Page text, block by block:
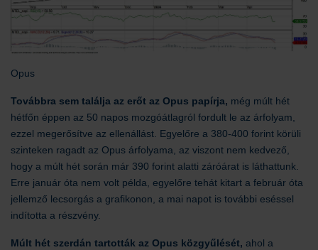
Opus
Továbbra sem találja az erőt az Opus papírja, még múlt hét
hétfőn éppen az 50 napos mozgóátlagról fordult le az árfolyam,
ezzel megerősítve az ellenállást. Egyelőre a 380-400 forint körüli
szinteken ragadt az Opus árfolyama, az viszont nem kedvező,
hogy a múlt hét során már 390 forint alatti záróárat is láthattunk.
Erre január óta nem volt példa, egyelőre tehát kitart a február óta
jellemző lecsorgás a grafikonon, a mai napot is további eséssel
indította a részvény.
Múlt hét szerdán tartották az Opus közgyűlését, ahol a